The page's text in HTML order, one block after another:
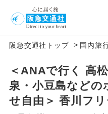
阪急交通社トップ > 国内旅
＜ANAで行く 高
泉・小豆島などの
せ自由＞ 香川フ
アイコン
添乗員同行
往路出
（駅）
現地添乗員同
現地
「価格変動型ツアー
価格変動型ツアーと
航空会社が設定す